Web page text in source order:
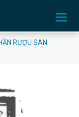
Toggle
navigation
RƯỢU SAN